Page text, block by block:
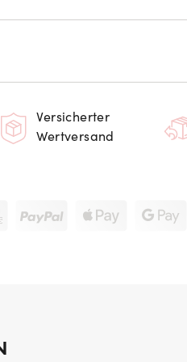
Versicherter
Wertversand